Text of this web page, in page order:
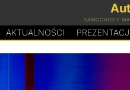
SAMOCHODY
AKTUALNOŚCI